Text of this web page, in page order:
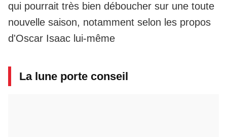
qui pourrait très bien déboucher sur une toute
nouvelle saison, notamment selon les propos
d'Oscar Isaac lui-même
La lune porte conseil